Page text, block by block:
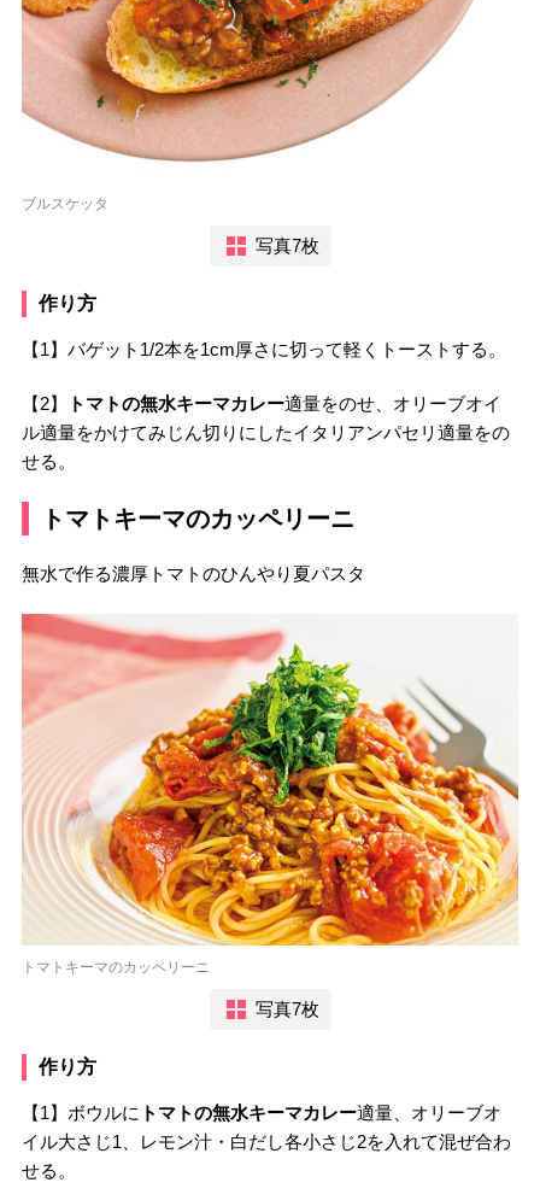
ブルスケッタ
写真7枚
作り方
【1】バゲット1/2本を1cm厚さに切って軽くトーストする。
【2】 トマトの無水キーマカレー適量をのせ、オリーブオイ
ル適量をかけてみじん切りにしたイタリアンパセリ適量をの
せる。
トマトキーマのカッペリーニ
無水で作る濃厚トマトのひんやり夏パスタ
トマトキーマのカッペリーニ
写真7枚
作り方
【1】ボウルに トマトの無水キーマカレー適量、オリーブオ
イル大さじ1、レモン汁・白だし各小さじ2を入れて混ぜ合わ
せる。